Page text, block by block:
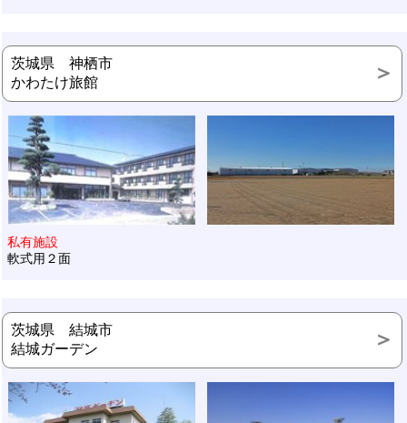
茨城県 神栖市
かわたけ旅館
私有施設
軟式用２面
茨城県 結城市
結城ガーデン